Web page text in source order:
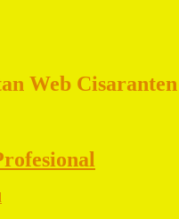
Web Cisaranten